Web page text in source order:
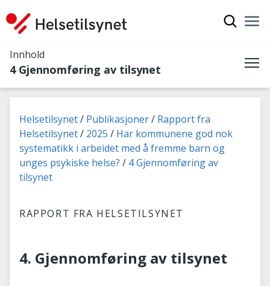
Innhold
4 Gjennomføring av tilsynet
Du er her:
Helsetilsynet Publikasjoner
Rapport fra
Helsetilsynet
2025
Har kommunene god nok
systematikk i arbeidet med å fremme barn og
unges psykiske helse?
4 Gjennomføring av
tilsynet
RAPPORT FRA HELSETILSYNET
4. Gjennomføring av tilsynet